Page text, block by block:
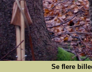
Se flere